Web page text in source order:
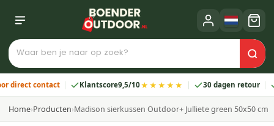
contact Klantscore9,5/10★★★★★ 30 dagen retour 2
Home›Producten›Madison sierkussen Outdoor+ Julliete green 50x50 cm